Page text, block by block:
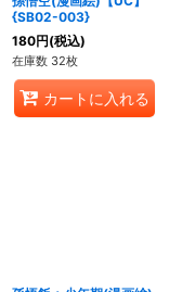
{SB02-003}
180円(税込)
在庫数 32枚
カートに入れる